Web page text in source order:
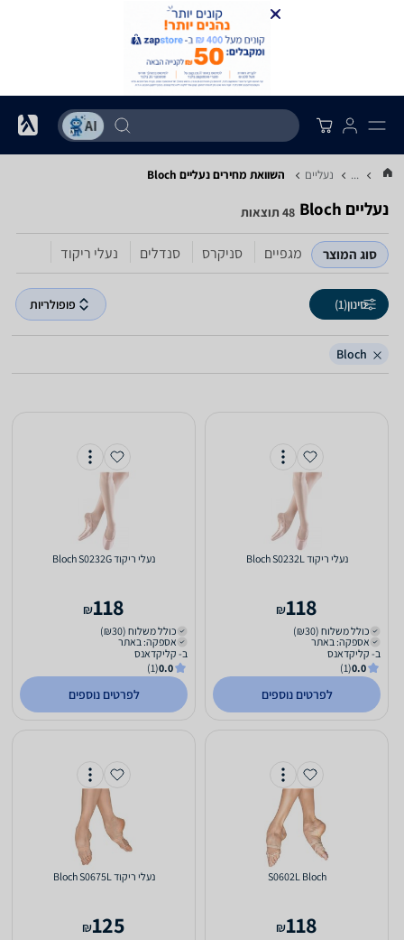
... נעליים השוואת מחירים נעליים ‏Bloch
נעליים ‏Bloch 48 תוצאות
סוג המוצר מגפיים סניקרס סנדלים נעלי ריקוד
סינון(1) פופולריות
Bloch
‏נעלי ריקוד Bloch S0232L
118
₪
כולל משלוח (₪30)
אספקה: באתר
ב- קליקדאנס
0.0
(1)
לפרטים נוספים
‏נעלי ריקוד Bloch S0232G
118
₪
כולל משלוח (₪30)
אספקה: באתר
ב- קליקדאנס
0.0
(1)
לפרטים נוספים
S0602L Bloch
118
₪
‏נעלי ריקוד Bloch S0675L
125
₪